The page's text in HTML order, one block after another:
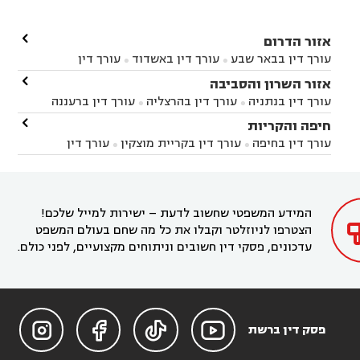
אזור הדרום
עורך דין בבאר שבע  עורך דין באשדוד 
עורך דין
באשקלון
עורך דין בבאר טוביה עורך דין בגן יבנה
עורך דין בניר הבנים עורך דין בערד
זיקים
עורך דין בנתיבות עורך דין בקרית מלאכי

אזור השרון והסביבה
עורך דין בנתניה  עורך דין בהרצליה  עורך דין ברעננה
עורך דין בחדרה עורך דין בכפר סבא
עורך דין בהוד
השרון
עורך דין באבן יהודה
עורך דין בחריש  עורך דין בקיסריה  עורך דין בקדימה

חיפה והקריות
עורך דין בחיפה  עורך דין בקריית מוצקין 
עורך דין
בקרית מוצקין
עורך דין בקריית אתא
עורך דין

המידע המשפטי שחשוב לדעת – ישירות למייל שלכם!
הצטרפו לניוזלטר וקבלו את כל מה שחם בעולם המשפט
עדכונים, פסקי דין חשובים וניתוחים מקצועיים, לפני כולם.
פסק דין ברשת 


